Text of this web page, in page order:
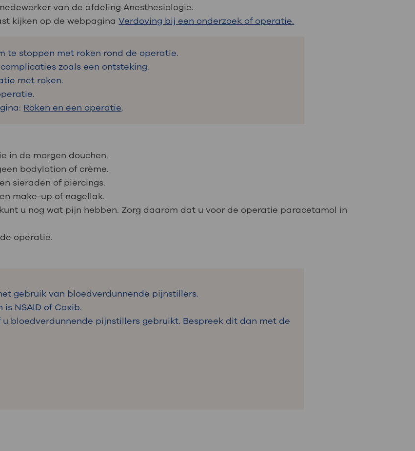
van de afdeling Anesthesiologie.
kijken op de webpaginaVerdoving bij een onderzoek of operatie.
te stoppen met roken rond de operatie.
zoals een ontsteking.
met roken.
Roken en een operatie.
in de morgen douchen.
bodylotion of crème.
sieraden of piercings.
make-up of nagellak.
u nog wat pijn hebben. Zorg daarom dat u voor de operatie paracetamol in
operatie.
gebruik van bloedverdunnende pijnstillers.
NSAID of Coxib.
bloedverdunnende pijnstillers gebruikt. Bespreek dit dan met de